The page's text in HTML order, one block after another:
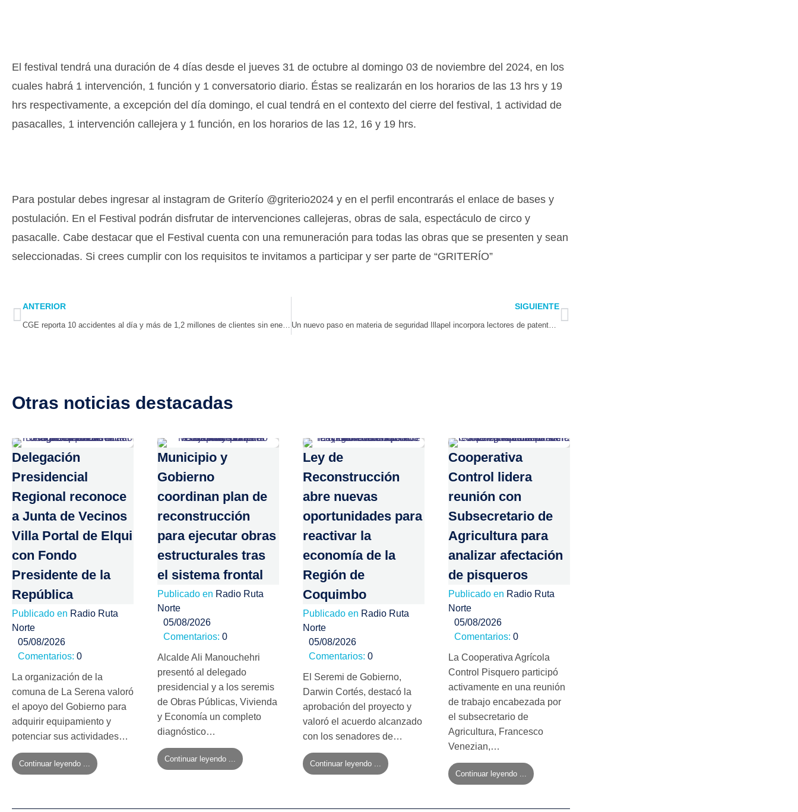
El festival tendrá una duración de 4 días desde el jueves 31 de octubre al domingo 03 de noviembre del 2024, en los
cuales habrá 1 intervención, 1 función y 1 conversatorio diario. Éstas se realizarán en los horarios de las 13 hrs y 19
hrs respectivamente, a excepción del día domingo, el cual tendrá en el contexto del cierre del festival, 1 actividad de
pasacalles, 1 intervención callejera y 1 función, en los horarios de las 12, 16 y 19 hrs.
Para postular debes ingresar al instagram de Griterío @griterio2024 y en el perfil encontrarás el enlace de bases y
postulación. En el Festival podrán disfrutar de intervenciones callejeras, obras de sala, espectáculo de circo y
pasacalle. Cabe destacar que el Festival cuenta con una remuneración para todas las obras que se presenten y sean
seleccionadas. Si crees cumplir con los requisitos te invitamos a participar y ser parte de “GRITERÍO”
Prev
ANTERIOR SIGUIENTE
Un nuevo paso en materia de seguridad Illapel incorpora lectores de patentes a sus móviles de seguridad
Next
Otras noticias destacadas
Delegación
Presidencial
Regional reconoce
a Junta de Vecinos
Villa Portal de Elqui
con Fondo
Presidente de la
República
Publicado en Radio Ruta
Norte
05/08/2026
Comentarios: 0
La organización de la
comuna de La Serena valoró
el apoyo del Gobierno para
adquirir equipamiento y
potenciar sus actividades…
Continuar leyendo ...
Municipio y
Gobierno
coordinan plan de
reconstrucción
para ejecutar obras
estructurales tras
el sistema frontal
Publicado en Radio Ruta
Norte
05/08/2026
Comentarios: 0
Alcalde Ali Manouchehri
presentó al delegado
presidencial y a los seremis
de Obras Públicas, Vivienda
y Economía un completo
diagnóstico…
Continuar leyendo ...
Ley de
Reconstrucción
abre nuevas
oportunidades para
reactivar la
economía de la
Región de
Coquimbo
Publicado en Radio Ruta
Norte
05/08/2026
Comentarios: 0
El Seremi de Gobierno,
Darwin Cortés, destacó la
aprobación del proyecto y
valoró el acuerdo alcanzado
con los senadores de…
Continuar leyendo ...
Cooperativa
Control lidera
reunión con
Subsecretario de
Agricultura para
analizar afectación
de pisqueros
Publicado en Radio Ruta
Norte
05/08/2026
Comentarios: 0
La Cooperativa Agrícola
Control Pisquero participó
activamente en una reunión
de trabajo encabezada por
el subsecretario de
Agricultura, Francesco
Venezian,…
Continuar leyendo ...